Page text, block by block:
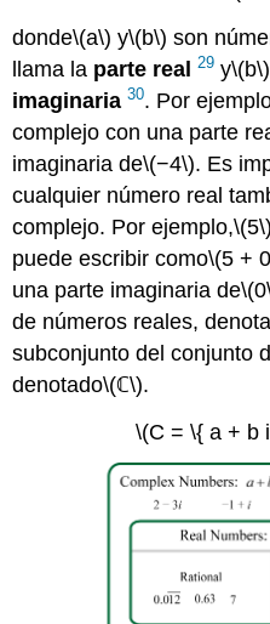
donde\(a\) y\(b\) son
llama la parte real 29 y\(b\)
imaginaria 30. Por
complejo con una parte
imaginaria de\(−4\). Es
cualquier número real
complejo. Por ejemplo,\(5\)
puede escribir como\(5 +
una parte imaginaria de
de números reales,
subconjunto del conjunto
denotado\(ℂ\).
\(C = \{ a + b